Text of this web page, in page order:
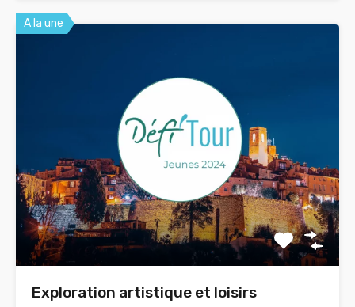
A la une
Exploration artistique et loisirs